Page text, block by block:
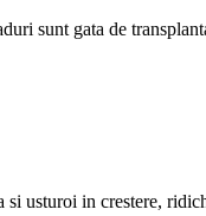
sunt gata de
si usturoi in crestere,